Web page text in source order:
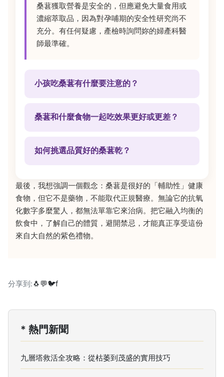
桑葚獲取營養是安全的，但應避免大量食用或
濃縮萃取品，因為對孕哺期的安全性研究尚不
充分。有任何疑慮，產檢時詢問妳的婦產科醫
師最準確。
小孩吃桑葚有什麼要注意的？
桑葚和什麼食物一起吃效果更好或更差？
如何挑選品質好的桑葚乾？
最後，我想強調一個觀念：桑葚是很好的「輔助性」健康
食物，但它不是藥物，不能取代正規醫療。無論它的抗氧
化數字多麼驚人，都無法單靠它來治病。把它融入均衡的
飲食中，了解自己的體質，避開禁忌，才能真正享受這份
來自大自然的紫色禮物。
分享到:🐧💬🐦f
* 熱門新聞
九層塔救活全攻略：從枯萎到茂盛的實用技巧